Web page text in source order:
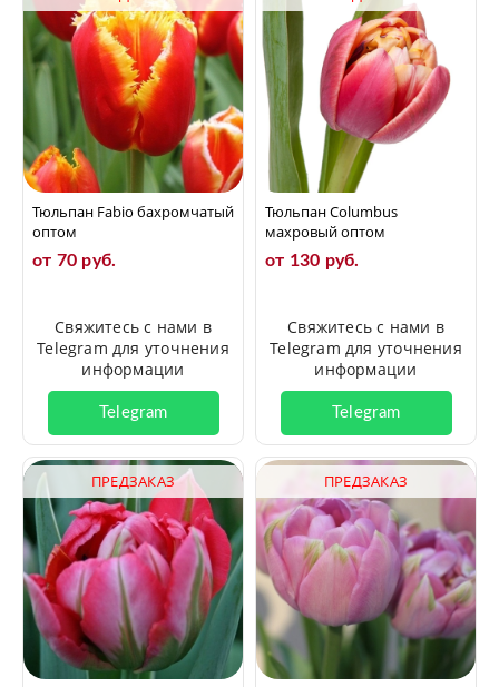
Тюльпан Fabio бахромчатый
оптом
от 70 руб.
Свяжитесь с нами в
Telegram для уточнения
информации
Telegram
Тюльпан Columbus
махровый оптом
от 130 руб.
Свяжитесь с нами в
Telegram для уточнения
информации
Telegram
ПРЕДЗАКАЗ ПРЕДЗАКАЗ